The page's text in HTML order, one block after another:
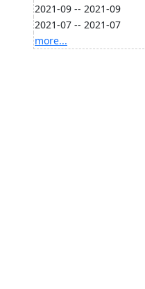
2021-09 -- 2021-09
2021-07 -- 2021-07
more...